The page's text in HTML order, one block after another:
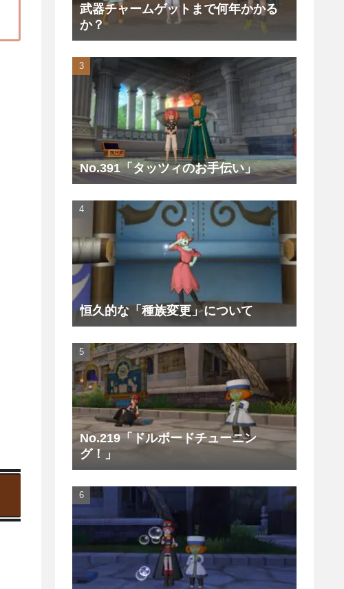
武器チャームゲットまで何年かかる
か？
No.391「タッツィのお手伝い」
恒久的な「種族変更」について
No.219「ドルボードチューニン
グ！」